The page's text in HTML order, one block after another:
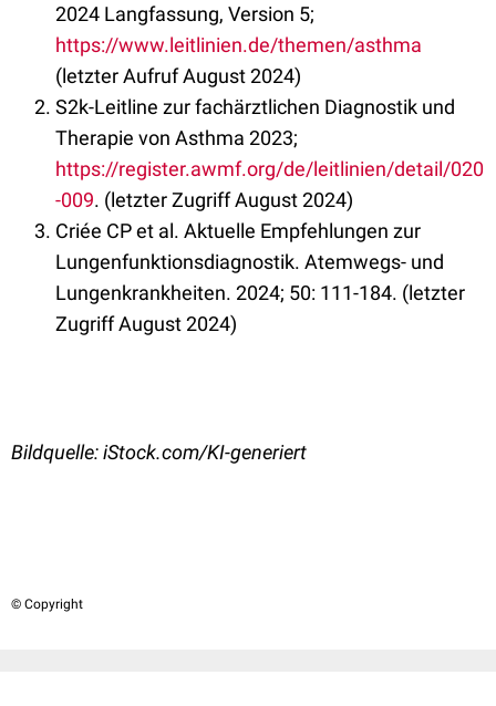
2024 Langfassung, Version 5;
https://www.leitlinien.de/themen/asthma
(letzter Aufruf August 2024)
S2k-Leitline zur fachärztlichen Diagnostik und
Therapie von Asthma 2023;
https://register.awmf.org/de/leitlinien/detail/020
-009. (letzter Zugriff August 2024)
Criée CP et al. Aktuelle Empfehlungen zur
Lungenfunktionsdiagnostik. Atemwegs- und
Lungenkrankheiten. 2024; 50: 111-184. (letzter
Zugriff August 2024)
Bildquelle: iStock.com/KI-generiert
© Copyright